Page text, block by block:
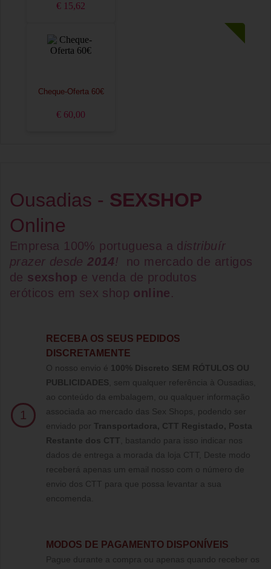
€ 15,62
Cheque-Oferta 60€
€ 60,00
Ousadias - SEXSHOP
Online
Empresa 100% portuguesa a d istribuír
prazer desde2014!
no mercado de artigos
de sexshop e venda de produtos
eróticos em sex shop online.
1
RECEBA OS SEUS PEDIDOS
DISCRETAMENTE
O nosso envio é 100% Discreto SEM RÓTULOS OU
PUBLICIDADES , sem qualquer referência à Ousadias,
ao conteúdo da embalagem, ou qualquer informação
associada ao mercado das Sex Shops, podendo ser
enviado por Transportadora, CTT Registado, Posta
Restante dos CTT , bastando para isso indicar nos
dados de entrega a morada da loja CTT, Deste modo
receberá apenas um email nosso com o número de
envio dos CTT para que possa levantar a sua
encomenda.
MODOS DE PAGAMENTO DISPONÍVEIS
Pague durante a compra ou apenas quando receber os